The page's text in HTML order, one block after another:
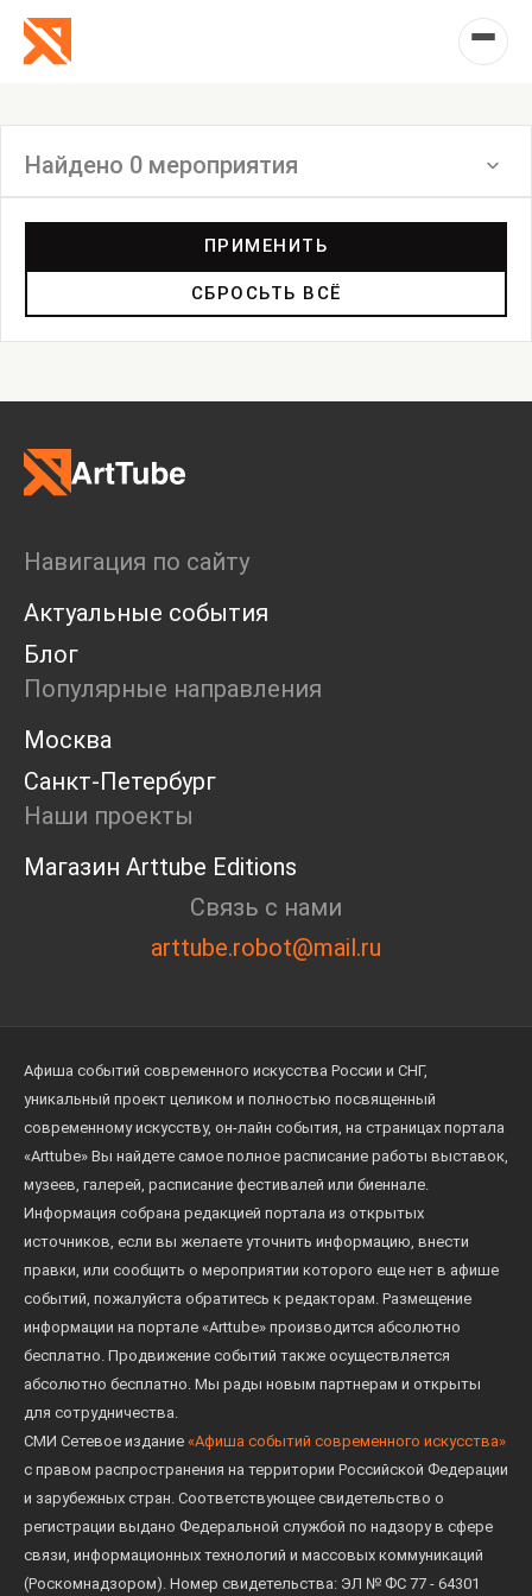
Найдено 0 мероприятия
Выставка
Лекция
Фестиваль
Мастерские
Пост-релиз
Пресс-конференция
Маркет
Ярмарка
Интервью
Open call
Экскурсия
Дискуссия
Blazar 2024
ПРИМЕНИТЬ
СБРОСЬТЬ ВСЁ
Навигация по сайту
Актуальные события
Блог
Популярные направления
Москва
Санкт-Петербург
Наши проекты
Магазин Arttube Editions
Связь с нами
arttube.robot@mail.ru
Афиша событий современного искусства России и СНГ,
уникальный проект целиком и полностью посвященный
современному искусству, он-лайн события, на страницах портала
«Arttube» Вы найдете самое полное расписание работы выставок,
музеев, галерей, расписание фестивалей или биеннале.
Информация собрана редакцией портала из открытых
источников, если вы желаете уточнить информацию, внести
правки, или сообщить о мероприятии которого еще нет в афише
событий, пожалуйста обратитесь к редакторам. Размещение
информации на портале «Arttube» производится абсолютно
бесплатно. Продвижение событий также осуществляется
абсолютно бесплатно. Мы рады новым партнерам и открыты
для сотрудничества.
СМИ Сетевое издание «Афиша событий современного искусства»
с правом распространения на территории Российской Федерации
и зарубежных стран. Соответствующее свидетельство о
регистрации выдано Федеральной службой по надзору в сфере
связи, информационных технологий и массовых коммуникаций
(Роскомнадзором). Номер свидетельства: ЭЛ № ФС 77 - 64301